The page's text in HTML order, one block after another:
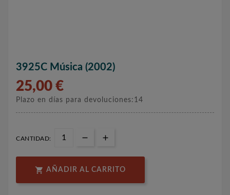
3925C Música (2002)
25,00 €
Plazo en días para devoluciones:14
CANTIDAD:
 AÑADIR AL CARRITO